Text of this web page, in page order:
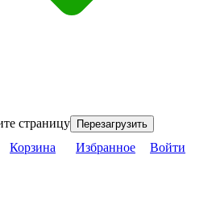
страницу Перезагрузить
Корзина Избранное Войти